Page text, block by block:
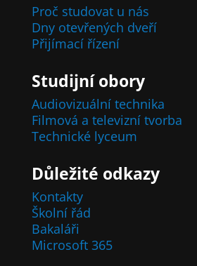
Proč studovat u nás
Dny otevřených dveří
Přijímací řízení
Studijní obory
Audiovizuální technika
Filmová a televizní tvorba
Technické lyceum
Důležité odkazy
Kontakty
Školní řád
Bakaláři
Microsoft 365